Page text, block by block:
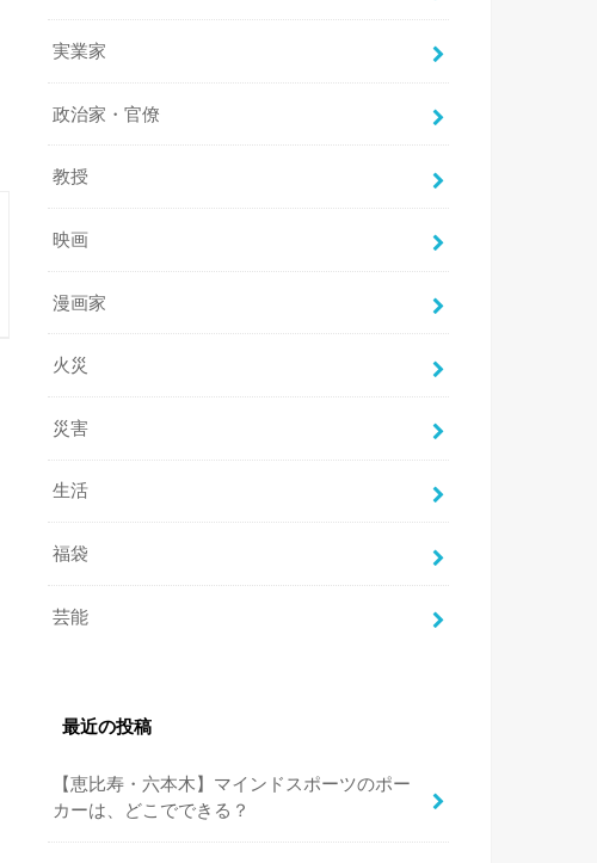
実業家
政治家・官僚
教授
映画
漫画家
火災
災害
生活
福袋
芸能
最近の投稿
【恵比寿・六本木】マインドスポーツのポー
カーは、どこでできる？